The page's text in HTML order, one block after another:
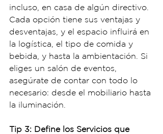
incluso, en casa de algún directivo.
Cada opción tiene sus ventajas y
desventajas, y el espacio influirá en
la logística, el tipo de comida y
bebida, y hasta la ambientación. Si
eliges un salón de eventos,
asegúrate de contar con todo lo
necesario: desde el mobiliario hasta
la iluminación.
Tip 3: Define los Servicios que